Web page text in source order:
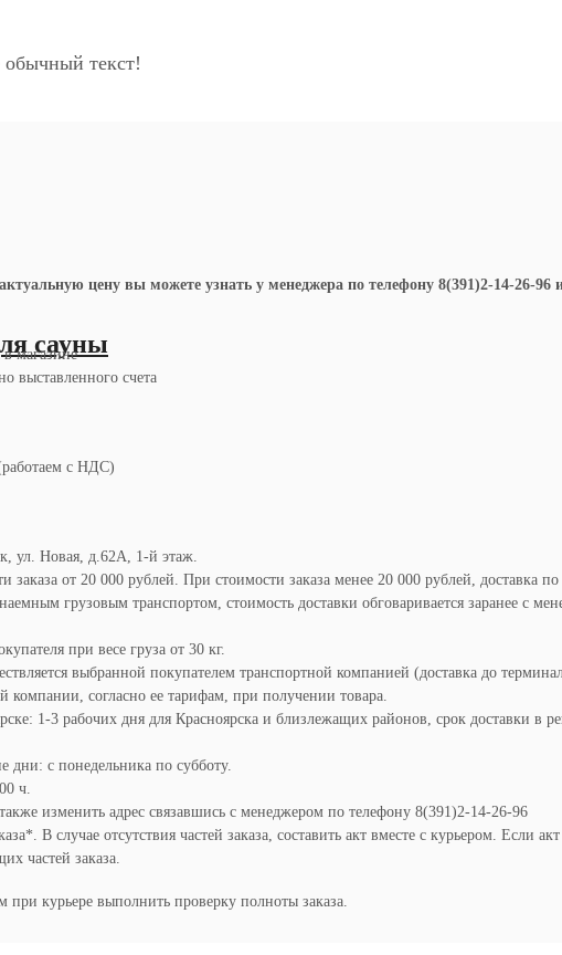
сауны
текст!
цену вы можете узнать у менеджера по телефону 8(391)2-14-26-96
магазине
счета
с НДС)
ул. Новая, д.62А, 1-й этаж.
заказа от 20 000 рублей. При стоимости заказа менее 20 000 рублей, доставка по
грузовым транспортом, стоимость доставки обговаривается заранее с
при весе груза от 30 кг.
выбранной покупателем транспортной компанией (доставка до
компании, согласно ее тарифам, при получении товара.
1-3 рабочих дня для Красноярска и близлежащих районов, срок доставки в
дни: с понедельника по субботу.
ч.
изменить адрес связавшись с менеджером по телефону 8(391)2-14-26-96
В случае отсутствия частей заказа, составить акт вместе с курьером. Если
частей заказа.
курьере выполнить проверку полноты заказа.